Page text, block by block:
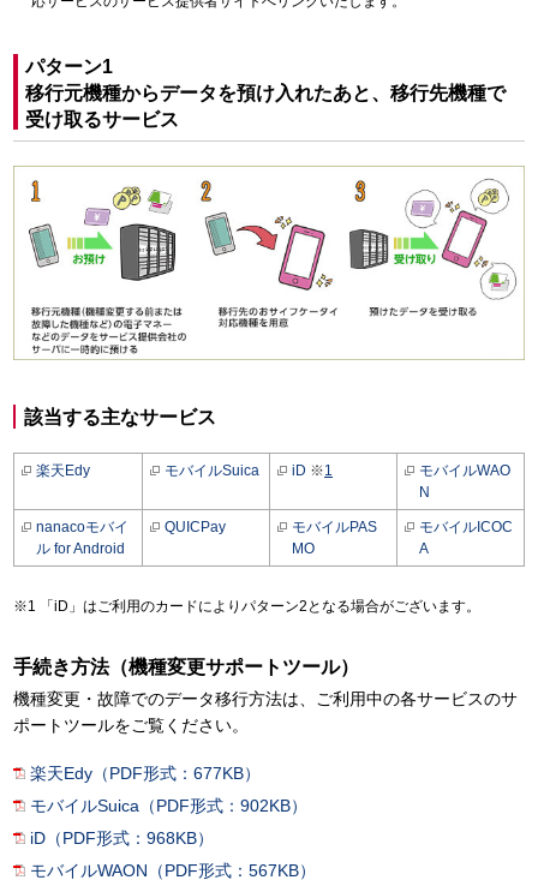
パターン1
移行元機種からデータを預け入れたあと、移行先機種で
受け取るサービス
該当する主なサービス
楽天Edy モバイルSuica iD ※1
モバイルWAO
N
nanacoモバイ
ル for Android
QUICPay
モバイルPAS
MO
モバイルICOC
A
「iD」はご利用のカードによりパターン2となる場合がございます。
手続き方法（機種変更サポートツール）
機種変更・故障でのデータ移行方法は、ご利用中の各サービスのサ
ポートツールをご覧ください。
楽天Edy（PDF形式：677KB）
モバイルSuica（PDF形式：902KB）
iD（PDF形式：968KB）
モバイルWAON（PDF形式：567KB）